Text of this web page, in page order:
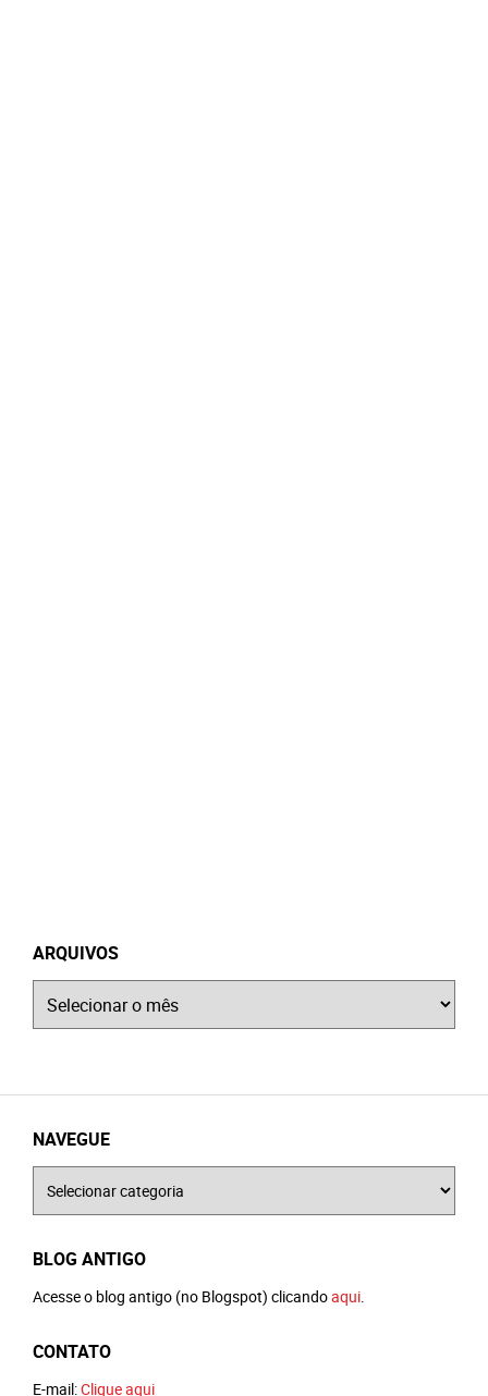
ARQUIVOS
NAVEGUE
BLOG ANTIGO
Acesse o blog antigo (no Blogspot) clicandoaqui.
CONTATO
E-mail:Clique aqui